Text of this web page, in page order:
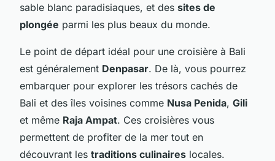
sable blanc paradisiaques, et des sites de
plongée parmi les plus beaux du monde.
Le point de départ idéal pour une croisière à Bali
est généralement Denpasar. De là, vous pourrez
embarquer pour explorer les trésors cachés de
Bali et des îles voisines comme Nusa Penida, Gili
et même Raja Ampat. Ces croisières vous
permettent de profiter de la mer tout en
découvrant les traditions culinaires locales.